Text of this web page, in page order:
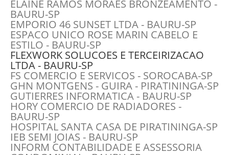
ELAINE RAMOS MORAES BRONZEAMENTO -
BAURU-SP
EMPORIO 46 SUNSET LTDA - BAURU-SP
ESPACO UNICO ROSE MARIN CABELO E
ESTILO - BAURU-SP
FLEXWORK SOLUCOES E TERCEIRIZACAO
LTDA - BAURU-SP
FS COMERCIO E SERVICOS - SOROCABA-SP
GHN MONTGENS - GUIRA - PIRATININGA-SP
GUTIERRES INFORMATICA - BAURU-SP
HORY COMERCIO DE RADIADORES -
BAURU-SP
HOSPITAL SANTA CASA DE PIRATININGA-SP
IEB SEMI JOIAS - BAURU-SP
INFORM CONTABILIDADE E ASSESSORIA